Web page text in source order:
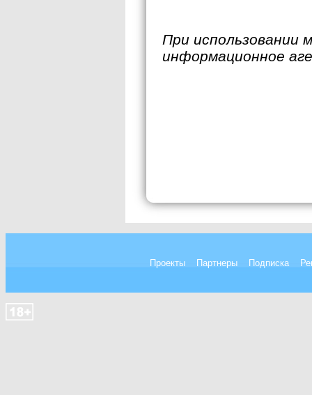
При использовании
информационное
Проекты Партнеры Подписка